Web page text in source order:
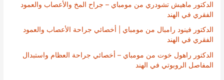
الدكتور ماهيش تشودري من مومباي – جراح المخ والأعصاب والعمود
الفقري في الهند
الدكتور فينود رامبال من مومباي | أخصائي جراحة الأعصاب والعمود
الفقري في الهند
الدكتور راهول خوت من مومباي – أخصائي جراحة العظام واستبدال
المفاصل الروبوتي في الهند